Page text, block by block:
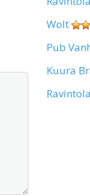
Wolt
Pub
Kuura